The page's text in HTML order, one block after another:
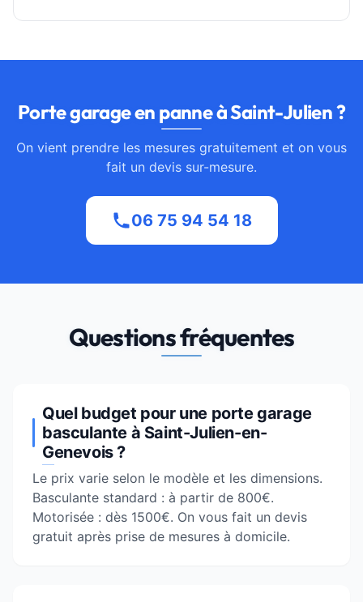
Porte garage en panne à Saint-Julien ?
On vient prendre les mesures gratuitement et on vous
fait un devis sur-mesure.
06 75 94 54 18
Questions fréquentes
Quel budget pour une porte garage
basculante à Saint-Julien-en-
Genevois ?
Le prix varie selon le modèle et les dimensions.
Basculante standard : à partir de 800€.
Motorisée : dès 1500€. On vous fait un devis
gratuit après prise de mesures à domicile.